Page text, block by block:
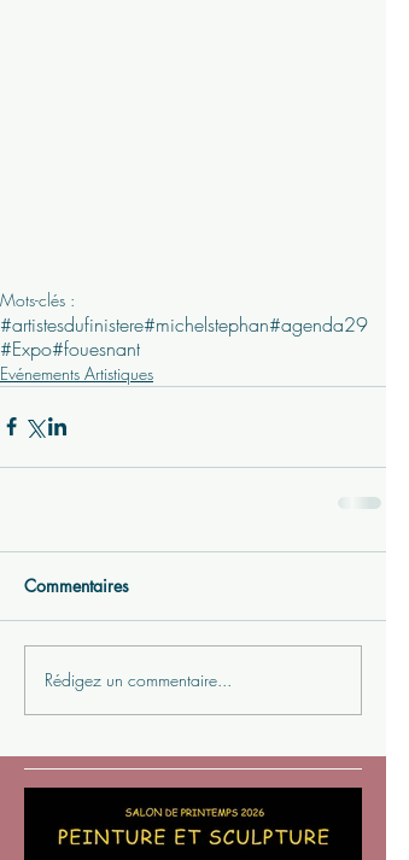
Mots-clés :
#artistesdufinistere#michelstephan#agenda29
#Expo#fouesnant
Evénements Artistiques
Commentaires
Rédigez un commentaire...